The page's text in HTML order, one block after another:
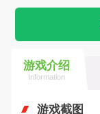
游戏介绍
Information
游戏截图